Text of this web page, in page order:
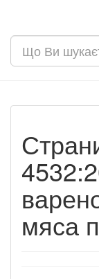
мяса